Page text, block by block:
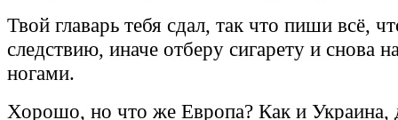
Твой главарь тебя сдал, так что пиши всё,
следствию, иначе отберу сигарету и снова
ногами.
Хорошо, но что же Европа? Как и Украина,